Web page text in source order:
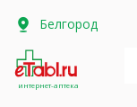
Белгород
интернет-аптека